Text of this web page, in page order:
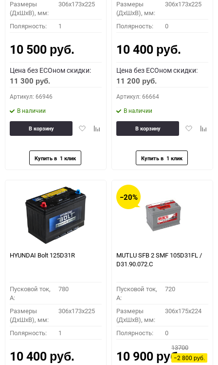
Размеры
(ДхШхВ), мм:
306x173x225
Полярность: 1
10 500 руб.
Цена без ECOном скидки:
11 300 руб.
Артикул: 66946
В наличии
ДобавитьДобавить
В корзину
Размеры
(ДхШхВ), мм:
306x173x225
Полярность: 0
10 400 руб.
Цена без ECOном скидки:
11 200 руб.
Артикул: 66664
В наличии
Добавить
В корзину
HYUNDAI Bolt 125D31R
Пусковой ток,
A:
780
Размеры
(ДхШхВ), мм:
306x173x225
Полярность: 1
10 400 руб.
−20%
MUTLU SFB 2 SMF 105D31FL /
D31.90.072.C
Пусковой ток,
A:
720
Размеры
(ДхШхВ), мм:
306x175x224
Полярность: 0
10 900 руб.
13700
−2 800руб.